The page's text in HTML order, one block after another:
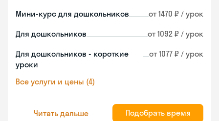
Мини-курс для дошкольников от 1470 ₽ / урок
Для дошкольников от 1092 ₽ / урок
Для дошкольников - короткие
уроки
от 1077 ₽ / урок
Все услуги и цены (4)
Читать дальше Подобрать время